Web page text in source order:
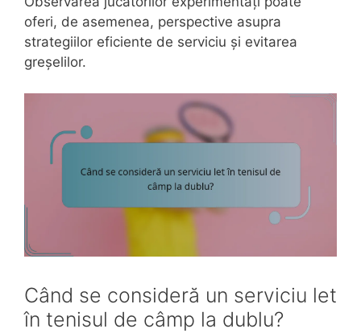
oferi, de asemenea, perspective asupra
strategiilor eficiente de serviciu și evitarea
greșelilor.
Când se consideră un serviciu let
în tenisul de câmp la dublu?